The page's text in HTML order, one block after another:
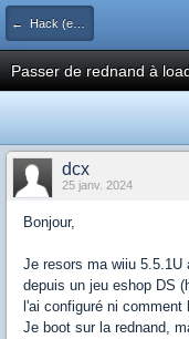
← Hack (exploits, homebrews...)
Passer de rednand à
dcx
25 janv. 2024
Bonjour,
Je resors ma wiiu 5.5.1U
depuis un jeu eshop DS
l'ai configuré ni comment
Je boot sur la rednand,